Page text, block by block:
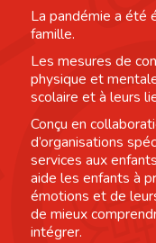
La pandémie a été
famille.
Les mesures de
physique et
scolaire et à leurs
Conçu en
d’organisations
services aux
aide les enfants à
émotions et de
de mieux
intégrer.